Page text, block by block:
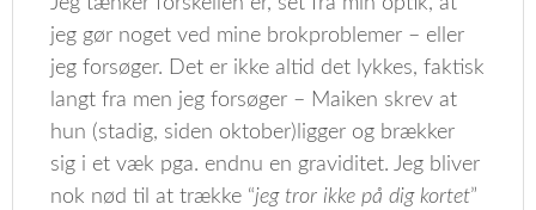
jeg gør noget ved mine brokproblemer – eller
jeg forsøger. Det er ikke altid det lykkes, faktisk
langt fra men jeg forsøger – Maiken skrev at
hun (stadig, siden oktober)ligger og brækker
sig i et væk pga. endnu en graviditet. Jeg bliver
nok nød til at trække “jeg tror ikke på dig kortet”